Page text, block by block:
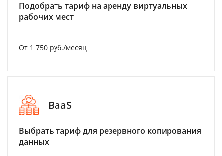
Подобрать тариф на аренду виртуальных
рабочих мест
От 1 750 руб./месяц
BaaS
Выбрать тариф для резервного копирования
данных